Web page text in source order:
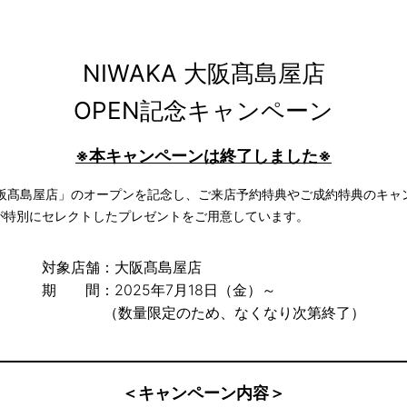
NIWAKA 大阪髙島屋店
OPEN記念キャンペーン
※本キャンペーンは終了しました※
髙島屋店」のオープンを記念し、ご来店予約特典やご成約特典のキャ
特別にセレクトしたプレゼントをご用意しています。
対象店舗： 大阪髙島屋店
期 間： 2025年7月18日（金）～
（数量限定のため、なくなり次第終了）
＜キャンペーン内容＞